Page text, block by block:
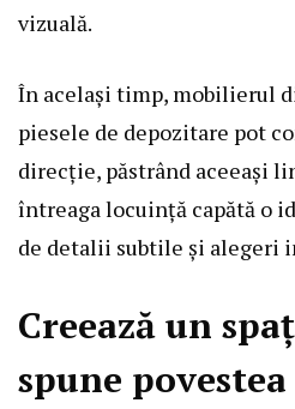
vizuală.
În același timp, mobilierul
piesele de depozitare pot
direcție, păstrând aceeași
întreaga locuință capătă o
de detalii subtile și alegeri
Creează un
spune